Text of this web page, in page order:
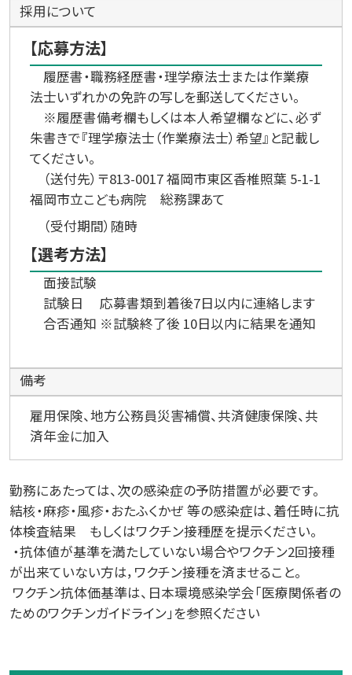
採用について
【応募方法】
履歴書・職務経歴書・理学療法士または作業療
法士いずれかの免許の写しを郵送してください。
※履歴書備考欄もしくは本人希望欄などに、必ず
朱書きで『理学療法士（作業療法士）希望』と記載し
てください。
（送付先）〒813-0017 福岡市東区香椎照葉 5-1-1
福岡市立こども病院 総務課あて
（受付期間）随時
【選考方法】
面接試験
試験日 応募書類到着後7日以内に連絡します
合否通知 ※試験終了後 10日以内に結果を通知
備考
雇用保険、地方公務員災害補償、共済健康保険、共
済年金に加入
勤務にあたっては、次の感染症の予防措置が必要です。
結核・麻疹・風疹・おたふくかぜ 等の感染症は、着任時に抗
体検査結果 もしくはワクチン接種歴を提示ください。
・抗体値が基準を満たしていない場合やワクチン2回接種
が出来ていない方は，ワクチン接種を済ませること。
ワクチン抗体価基準は、日本環境感染学会「医療関係者の
ためのワクチンガイドライン」を参照ください